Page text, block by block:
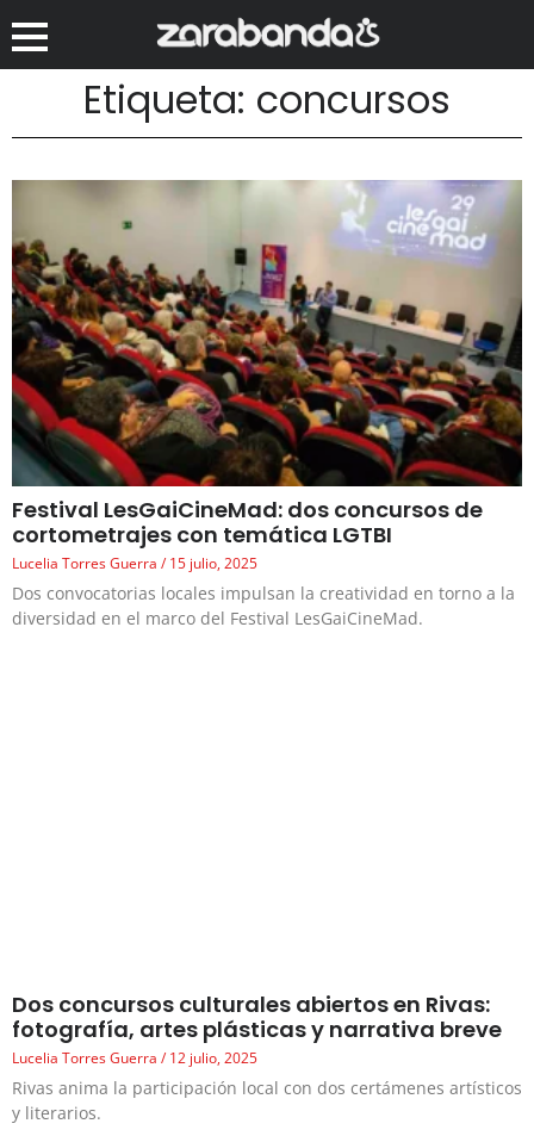
Etiqueta: concursos
Festival LesGaiCineMad: dos concursos de
cortometrajes con temática LGTBI
Lucelia Torres Guerra 15 julio, 2025
Dos convocatorias locales impulsan la creatividad en torno a la
diversidad en el marco del Festival LesGaiCineMad.
Dos concursos culturales abiertos en Rivas:
fotografía, artes plásticas y narrativa breve
Lucelia Torres Guerra 12 julio, 2025
Rivas anima la participación local con dos certámenes artísticos
y literarios.